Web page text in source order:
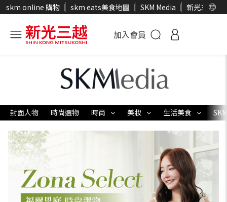
skm online 購物 skm eats美食地圖 SKM Media 新光三越官
加入會員
封面人物 時尚選物 時尚 美妝 生活美食